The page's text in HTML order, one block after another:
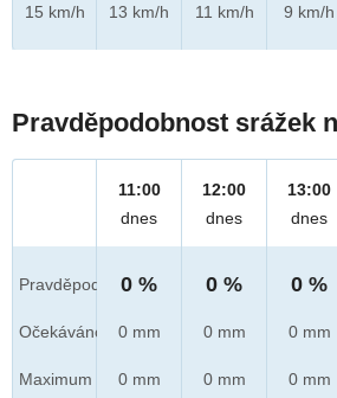
15 km/h
13 km/h
11 km/h
9 km/h
Pravděpodobnost srážek
Pravděpod.
Očekáváno
Maximum
11:00
dnes
0 %
0 mm
0 mm
12:00
dnes
0 %
0 mm
0 mm
13:00
dnes
0 %
0 mm
0 mm